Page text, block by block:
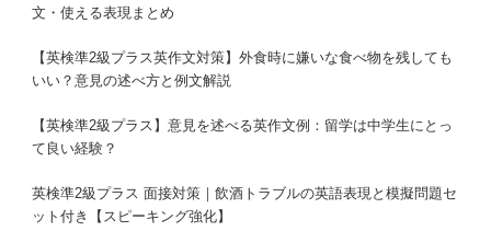
文・使える表現まとめ
【英検準2級プラス英作文対策】外食時に嫌いな食べ物を残しても
いい？意見の述べ方と例文解説
【英検準2級プラス】意見を述べる英作文例：留学は中学生にとっ
て良い経験？
英検準2級プラス 面接対策｜飲酒トラブルの英語表現と模擬問題セ
ット付き【スピーキング強化】